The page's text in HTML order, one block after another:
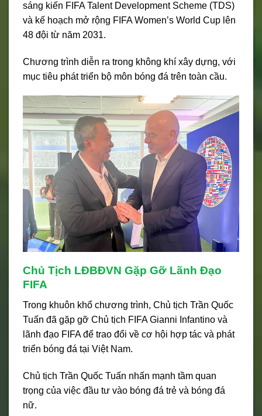
sáng kiến FIFA Talent Development Scheme (TDS)
và kế hoạch mở rộng FIFA Women’s World Cup lên
48 đội từ năm 2031.
Chương trình diễn ra trong không khí xây dựng, với
mục tiêu phát triển bộ môn bóng đá trên toàn cầu.
Chủ Tịch LĐBĐVN Gặp Gỡ Lãnh Đạo
FIFA
Trong khuôn khổ chương trình, Chủ tịch Trần Quốc
Tuấn đã gặp gỡ Chủ tịch FIFA Gianni Infantino và
lãnh đạo FIFA để trao đổi về cơ hội hợp tác và phát
triển bóng đá tại Việt Nam.
Chủ tịch Trần Quốc Tuấn nhấn mạnh tầm quan
trọng của việc đầu tư vào bóng đá trẻ và bóng đá
nữ.